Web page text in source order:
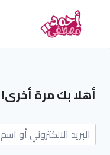
أهلاً بك مرة أخرى!